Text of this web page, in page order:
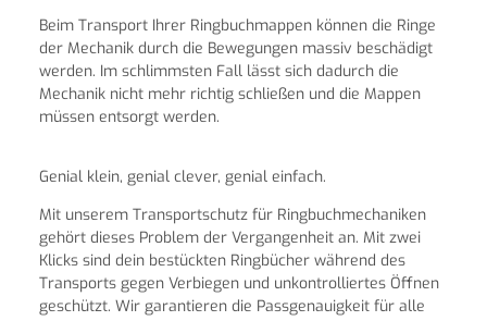
Beim Transport Ihrer Ringbuchmappen können die Ringe
der Mechanik durch die Bewegungen massiv beschädigt
werden. Im schlimmsten Fall lässt sich dadurch die
Mechanik nicht mehr richtig schließen und die Mappen
müssen entsorgt werden.
Genial klein, genial clever, genial einfach.
Mit unserem Transportschutz für Ringbuchmechaniken
gehört dieses Problem der Vergangenheit an. Mit zwei
Klicks sind dein bestückten Ringbücher während des
Transports gegen Verbiegen und unkontrolliertes Öffnen
geschützt. Wir garantieren die Passgenauigkeit für alle